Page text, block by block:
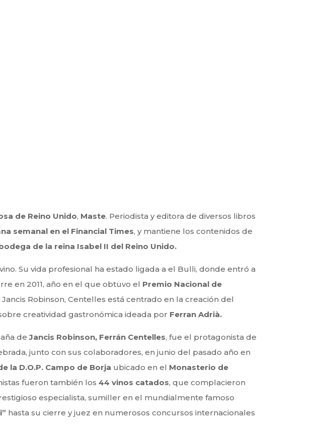
de Reino Unido, Maste. Periodista y editora de diversos libros
semanal en el Financial Times, y mantiene los contenidos de
de la reina Isabel II del Reino Unido.
Su vida profesional ha estado ligada a el Bulli, donde entró a
en 2011, año en el que obtuvo el Premio Nacional de
Robinson, Centelles está centrado en la creación del
creatividad gastronómica ideada por Ferran Adrià.
deJancis Robinson, Ferrán Centelles, fue el protagonista de
junto con sus colaboradores, en junio del pasado año en
la D.O.P. Campo de Borja ubicado en el Monasterio de
fueron también los44 vinos catados, que complacieron
especialista, sumiller en el mundialmente famoso
hasta su cierre y juez en numerosos concursos internacionales